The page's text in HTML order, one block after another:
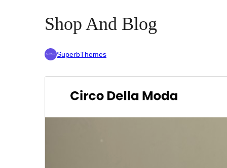
Shop And Blog
SuperbThemes